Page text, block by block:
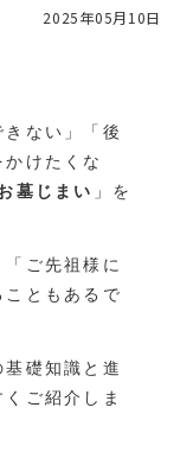
合わせ
町・世羅
2025年05月10日
きない」「後
けたくな
墓じまい 」を
ご先祖様に
ともあるで
礎知識と進
ご紹介しま